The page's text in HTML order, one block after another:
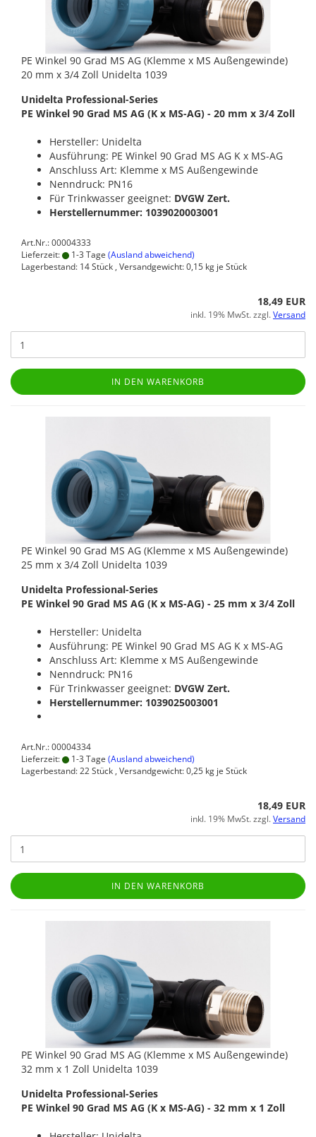
PE Winkel 90 Grad MS AG (Klemme x MS Außengewinde)
20 mm x 3/4 Zoll Unidelta 1039
Unidelta Professional-Series
PE Winkel 90 Grad MS AG (K x MS-AG) - 20 mm x 3/4 Zoll
Hersteller: Unidelta
Ausführung: PE Winkel 90 Grad MS AG K x MS-AG
Anschluss Art: Klemme x MS Außengewinde
Nenndruck: PN16
Für Trinkwasser geeignet: DVGW Zert.
Herstellernummer: 1039020003001
Art.Nr.: 00004333
Lieferzeit:
1-3 Tage (Ausland abweichend)
Lagerbestand: 14 Stück , Versandgewicht:0,15 kg je Stück
18,49 EUR
inkl. 19% MwSt. zzgl.Versand
IN DEN WARENKORB
PE Winkel 90 Grad MS AG (Klemme x MS Außengewinde)
25 mm x 3/4 Zoll Unidelta 1039
Unidelta Professional-Series
PE Winkel 90 Grad MS AG (K x MS-AG) - 25 mm x 3/4 Zoll
Hersteller: Unidelta
Ausführung: PE Winkel 90 Grad MS AG K x MS-AG
Anschluss Art: Klemme x MS Außengewinde
Nenndruck: PN16
Für Trinkwasser geeignet: DVGW Zert.
Herstellernummer: 1039025003001
Art.Nr.: 00004334
Lieferzeit:
1-3 Tage (Ausland abweichend)
Lagerbestand: 22 Stück , Versandgewicht:0,25 kg je Stück
18,49 EUR
inkl. 19% MwSt. zzgl.Versand
IN DEN WARENKORB
PE Winkel 90 Grad MS AG (Klemme x MS Außengewinde)
32 mm x 1 Zoll Unidelta 1039
Unidelta Professional-Series
PE Winkel 90 Grad MS AG (K x MS-AG) - 32 mm x 1 Zoll